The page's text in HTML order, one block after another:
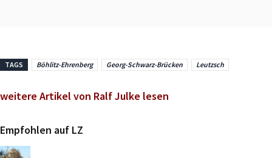
TAGS Böhlitz-Ehrenberg Georg-Schwarz-Brücken Leutzsch
weitere Artikel von Ralf Julke lesen
Empfohlen auf LZ